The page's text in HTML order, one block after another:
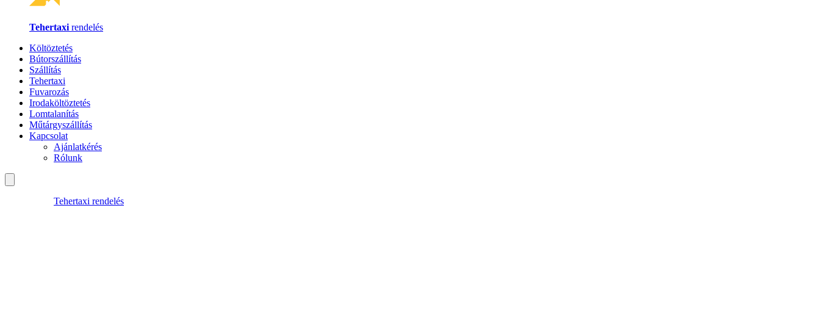
Tehertaxi rendelés
Költöztetés
Bútorszállítás
Szállítás
Tehertaxi
Fuvarozás
Irodaköltöztetés
Lomtalanítás
Műtárgyszállítás
Kapcsolat
Ajánlatkérés
Rólunk
Tehertaxi rendelés